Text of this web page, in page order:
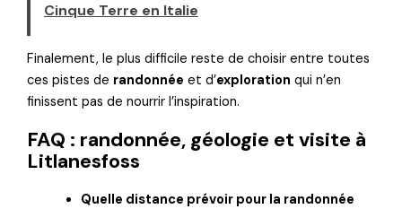
Cinque Terre en Italie
Finalement, le plus difficile reste de choisir entre toutes
ces pistes de randonnée et d’exploration qui n’en
finissent pas de nourrir l’inspiration.
FAQ : randonnée, géologie et visite à
Litlanesfoss
Quelle distance prévoir pour la randonnée